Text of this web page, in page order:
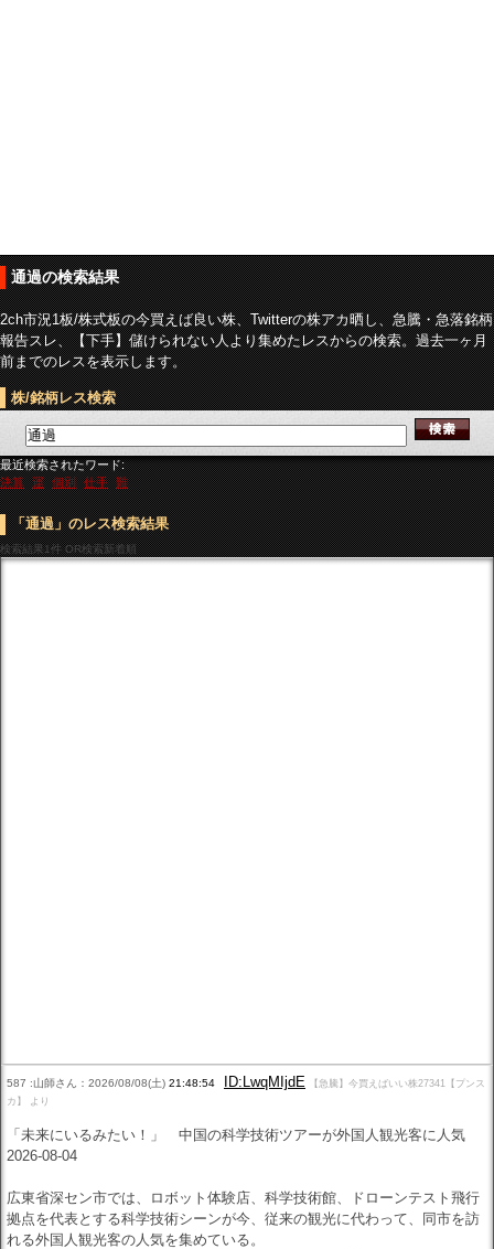
通過の検索結果
2ch市況1板/株式板の今買えば良い株、Twitterの株アカ晒し、急騰・急落銘柄
報告スレ、【下手】儲けられない人より集めたレスからの検索。過去一ヶ月
前までのレスを表示します。
株/銘柄レス検索
最近検索されたワード:
決算 運 個別 仕手 難
「通過」のレス検索結果
検索結果1件 OR検索新着順
587 :山師さん：2026/08/08(土) 21:48:54 ID:LwqMIjdE
【急騰】今買えばいい株27341【プンス
カ】 より
「未来にいるみたい！」 中国の科学技術ツアーが外国人観光客に人気
2026-08-04
広東省深セン市では、ロボット体験店、科学技術館、ドローンテスト飛行
拠点を代表とする科学技術シーンが今、従来の観光に代わって、同市を訪
れる外国人観光客の人気を集めている。